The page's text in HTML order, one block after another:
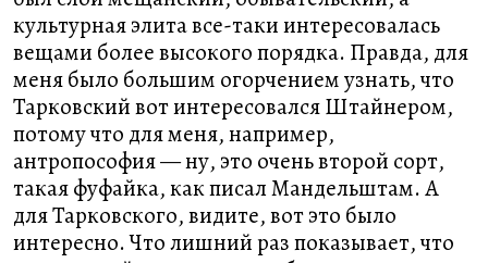
культурная элита все-таки интересовалась
вещами более высокого порядка. Правда, для
меня было большим огорчением узнать, что
Тарковский вот интересовался Штайнером,
потому что для меня, например,
антропософия — ну, это очень второй сорт,
такая фуфайка, как писал Мандельштам. А
для Тарковского, видите, вот это было
интересно. Что лишний раз показывает, что